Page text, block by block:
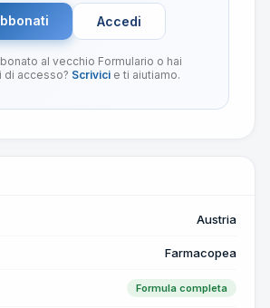
Accedi
al vecchio Formulario o hai
di accesso? Scrivici e ti aiutiamo.
Austria
Farmacopea
Formula completa